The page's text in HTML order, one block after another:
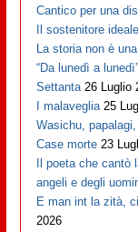
Cantico per una
Il sostenitore ideale
La storia non è
“Da lunedì a
Settanta 26 Luglio
I malaveglia 25
Wasichu,
Case morte 23
Il poeta che
angeli e degli
E man int la zità,
2026